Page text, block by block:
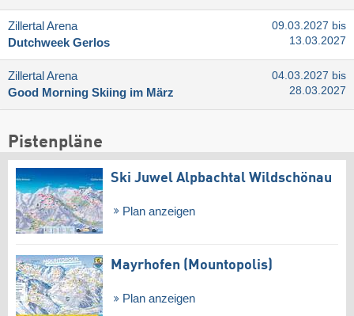
Zillertal Arena
Dutchweek Gerlos
09.03.2027 bis
13.03.2027
Zillertal Arena
Good Morning Skiing im März
04.03.2027 bis
28.03.2027
Pistenpläne
Ski Juwel Alpbachtal Wildschönau
Plan anzeigen
Mayrhofen (Mountopolis)
Plan anzeigen